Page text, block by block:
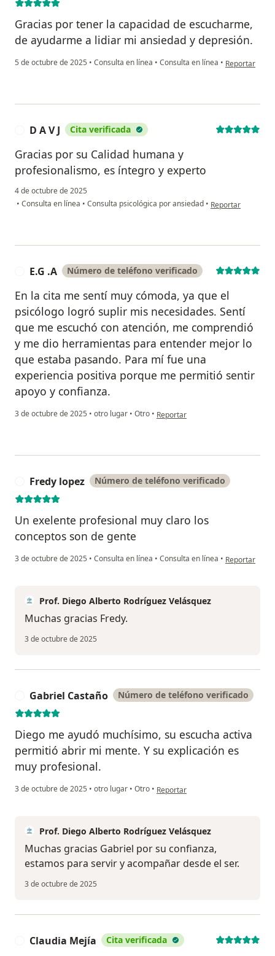
Gracias por tener la capacidad de escucharme,
de ayudarme a lidiar mi ansiedad y depresión.
5 de octubre de 2025 • Consulta en línea • Consulta en línea • en opinión
Reportar
D A V J Cita verificada
Gracias por su Calidad humana y
profesionalismo, es íntegro y experto
4 de octubre de 2025
• Consulta en línea • Consulta psicológica por ansiedad • en opinión del
Reportar
E.G .A Número de teléfono verificado
En la cita me sentí muy cómoda, ya que el
psicólogo logró suplir mis necesidades. Sentí
que me escuchó con atención, me comprendió
y me dio herramientas para entender mejor lo
que estaba pasando. Para mí fue una
experiencia positiva porque me permitió sentir
apoyo y confianza.
3 de octubre de 2025 • otro lugar • Otro • en opinión del usuario E.G .A
Reportar
Fredy lopez Número de teléfono verificado
Un exelente profesional muy claro los
conceptos son de gente
3 de octubre de 2025 • Consulta en línea • Consulta en línea • en opinión
Reportar
Prof. Diego Alberto Rodríguez Velásquez
Muchas gracias Fredy.
3 de octubre de 2025
Gabriel Castaño Número de teléfono verificado
Diego me ayudó muchísimo, su escucha activa
permitió abrir mi mente. Y su explicación es
muy profesional.
3 de octubre de 2025 • otro lugar • Otro • en opinión del usuario Gabriel
Reportar
Prof. Diego Alberto Rodríguez Velásquez
Muchas gracias Gabriel por su confianza,
estamos para servir y acompañar desde el ser.
3 de octubre de 2025
Claudia Mejía Cita verificada